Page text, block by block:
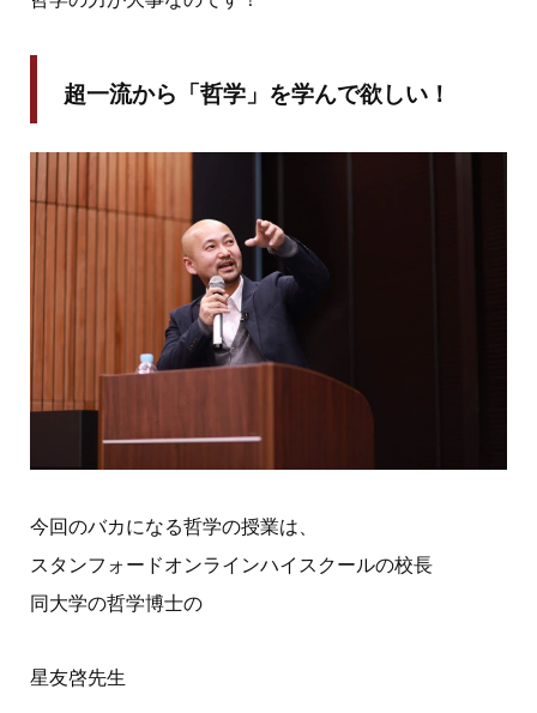
超一流から「哲学」を学んで欲しい！
今回のバカになる哲学の授業は、
スタンフォードオンラインハイスクールの校長
同大学の哲学博士の
星友啓先生